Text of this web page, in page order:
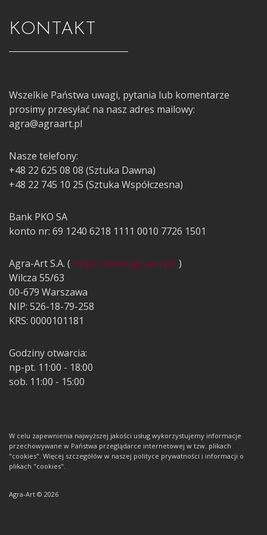
KONTAKT
Wszelkie Państwa uwagi, pytania lub komentarze
prosimy przesyłać na nasz adres mailowy:
agra@agraart.pl
Nasze telefony:
+48 22 625 08 08 (Sztuka Dawna)
+48 22 745 10 25 (Sztuka Współczesna)
Bank PKO SA
konto nr: 69 1240 6218 1111 0010 7726 1501
Agra-Art S.A. ( https://www.agraart.pl/)
Wilcza 55/63
00-679 Warszawa
NIP: 526-18-79-258
KRS: 0000101181
Godziny otwarcia:
np-pt. 11:00 - 18:00
sob. 11:00 - 15:00
W celu zapewnienia najwyższej jakości usług wykorzystujemy informacje
przechowywane w Państwa przeglądarce internetowej w tzw. plikach
"cookies". Więcej szczegółów w naszej polityce prywatności i informacji o
plikach "cookies".
Agra-Art © 2026